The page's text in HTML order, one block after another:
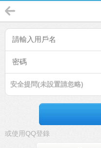
安全提問(未設置請忽略)
或使用QQ登錄